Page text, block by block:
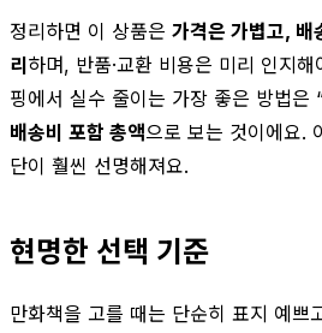
정리하면 이 상품은 가격은 가볍고, 배
리하며, 반품·교환 비용은 미리 인지
핑에서 실수 줄이는 가장 좋은 방법은
배송비 포함 총액으로 보는 것이에요.
단이 훨씬 선명해져요.
현명한 선택 기준
만화책을 고를 때는 단순히 표지 예쁘